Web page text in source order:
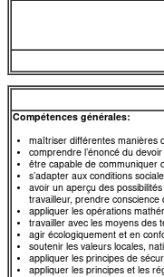
Compétences générales:
maîtriser différentes manières
comprendre l’énoncé du
être capable de communiquer
s’adapter aux conditions
avoir un aperçu des
travailleur, prendre conscience
appliquer les opérations
travailler avec les moyens des
agir écologiquement et en
soutenir les valeurs locales,
appliquer les principes de
appliquer les principes et les